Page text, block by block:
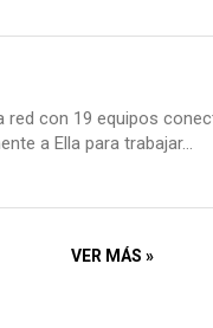
con 19 equipos
a Ella para trabajar...
VER MÁS »